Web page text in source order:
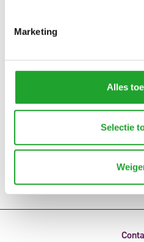
Marketing
Alles
Selectie